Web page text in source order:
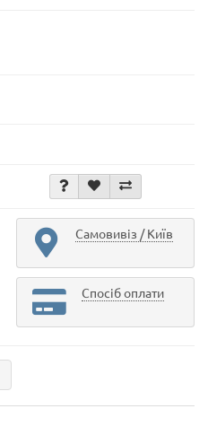
Самовивіз / Київ
Спосіб оплати